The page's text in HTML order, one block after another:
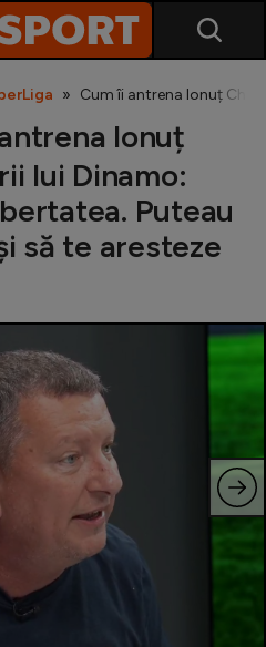
Cum îi antrena Ionuț
Ionuț
lui Dinamo:
Puteau
să te aresteze